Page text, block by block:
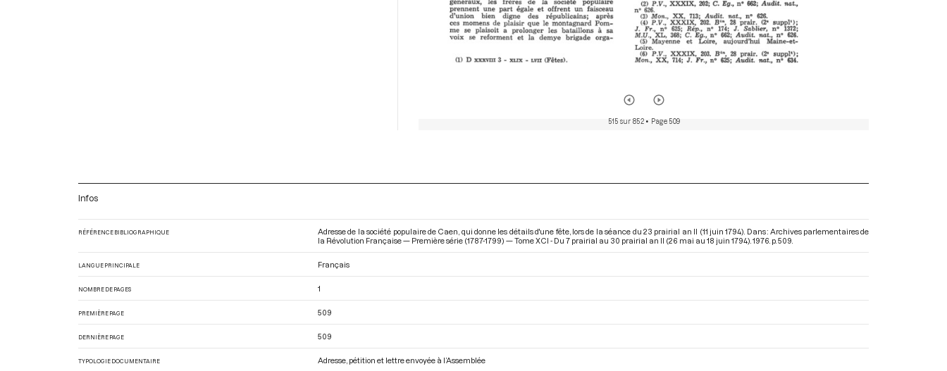
515 sur 852• Page 509
Infos
RÉFÉRENCE BIBLIOGRAPHIQUE
Adresse de la société populaire de Caen, qui donne les détails d'une fête, lors de la séance du 23 prairial an II (11 juin 1794). Dans : Archives parlementaires de
la Révolution Française — Première série (1787-1799) — Tome XCI - Du 7 prairial au 30 prairial an II (26 mai au 18 juin 1794) . 1976. p. 509.
LANGUE PRINCIPALE Français
NOMBRE DE PAGES 1
PREMIÈRE PAGE 509
DERNIÈRE PAGE 509
TYPOLOGIE DOCUMENTAIRE Adresse, pétition et lettre envoyée à l’Assemblée